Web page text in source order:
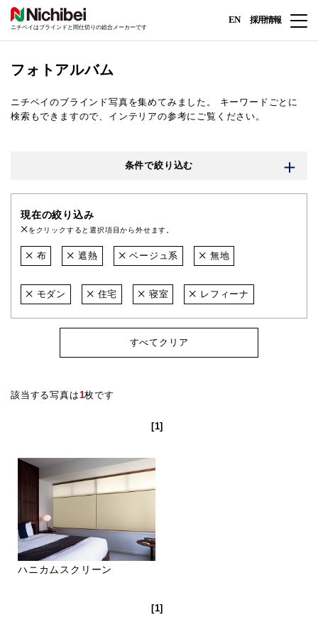
ニチベイはブラインドと間仕切りの総合メーカーです
EN 採用情報
フォトアルバム
ニチベイのブラインド写真を集めてみました。
キーワードごとに
検索もできますので、インテリアの参考にご覧ください。
条件で絞り込む
現在の絞り込み
をクリックすると選択項目から外せます。
布 遮熱 ベージュ系 無地
モダン 住宅 寝室 レフィーナ
すべてクリア
該当する写真は1枚です
[1]
ハニカムスクリーン
[1]